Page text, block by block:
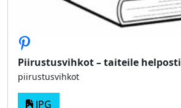
Piirustusvihkot – taiteile helposti
piirustusvihkot
JPG